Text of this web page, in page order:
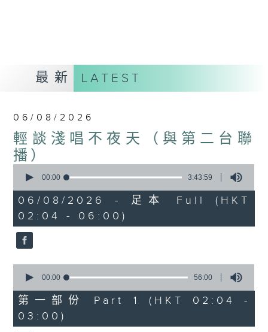
最新 LATEST
06/08/2026
輕談淺唱不夜天（與第二台聯
播）
seconds
3
hours,
43
minutes,
59
seconds
00:00 3:43:59
06/08/2026 - 足本 Full (HKT
02:04 - 06:00)
seconds
56
minutes,
0
seconds
00:00 56:00
第一部份 Part 1 (HKT 02:04 -
03:00)